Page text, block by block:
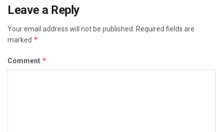
Leave a Reply
Your email address will not be published.
Required fields are
marked *
Comment *